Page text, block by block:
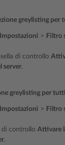
greylisting per
> Filtro
di controllo
server.
greylisting per
> Filtro
di controllo Attivare
.